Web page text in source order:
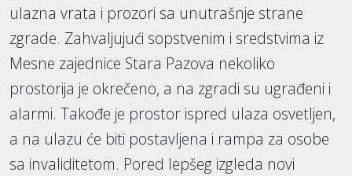
ulazna vrata i prozori sa unutrašnje strane
zgrade. Zahvaljujući sopstvenim i sredstvima iz
Mesne zajednice Stara Pazova nekoliko
prostorija je okrečeno, a na zgradi su ugrađeni i
alarmi. Takođe je prostor ispred ulaza osvetljen,
a na ulazu će biti postavljena i rampa za osobe
sa invaliditetom. Pored lepšeg izgleda novi